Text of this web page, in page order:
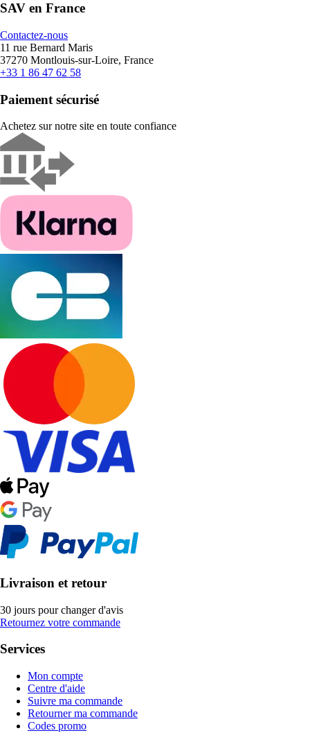
SAV en France
Contactez-nous
11 rue Bernard Maris
37270 Montlouis-sur-Loire, France
+33 1 86 47 62 58
Paiement sécurisé
Achetez sur notre site en toute confiance
Livraison et retour
30 jours pour changer d'avis
Retournez votre commande
Services
Mon compte
Centre d'aide
Suivre ma commande
Retourner ma commande
Codes promo